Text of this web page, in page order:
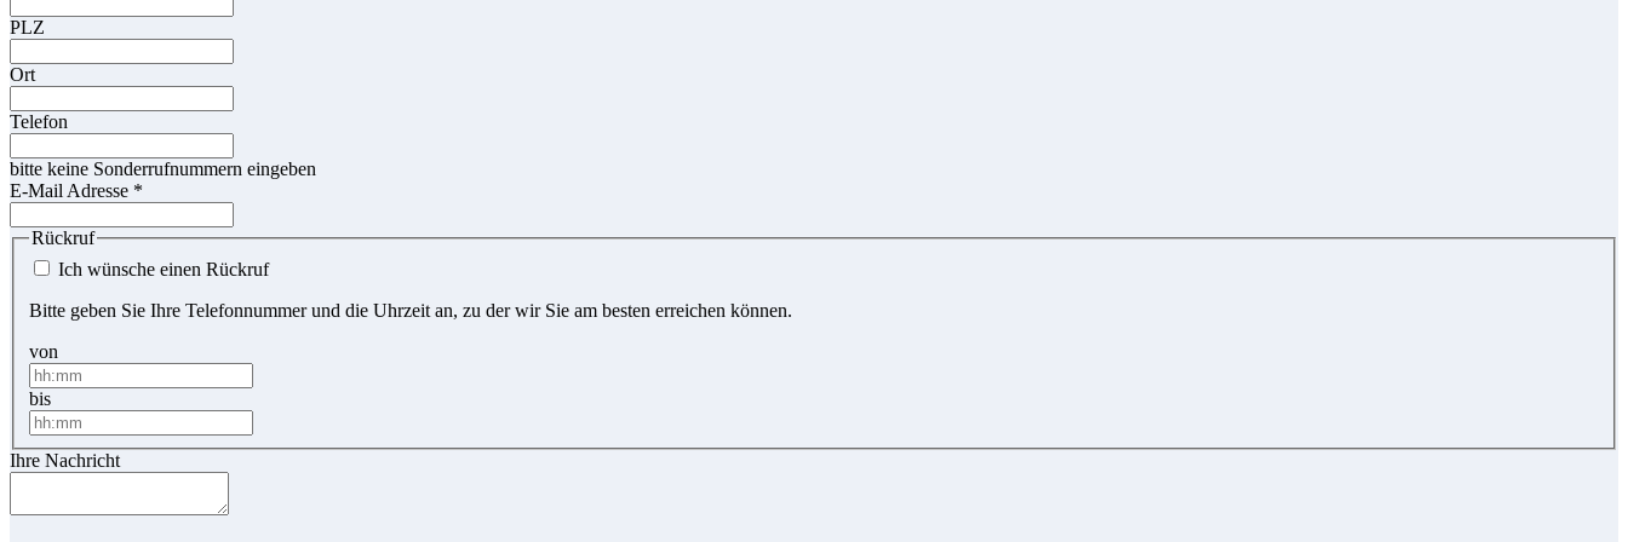
PLZ
Ort
Telefon
bitte keine Sonderrufnummern eingeben
E-Mail Adresse *
Rückruf
Ich wünsche einen Rückruf
Bitte geben Sie Ihre Telefonnummer und die Uhrzeit an, zu der wir Sie am besten erreichen können.
von
bis
Ihre Nachricht